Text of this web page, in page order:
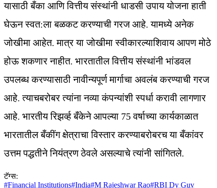
यासाठी बँका आणि वित्तीय संस्थांनी धाडसी उपाय योजना हाती
घेऊन स्वत:ला बळकट करण्याची गरज आहे. यामध्ये अनेक
जोखीमा आहेत. मात्र या जोखीमा स्वीकारल्याशिवाय आपण मोठे
होऊ शकणार नाहीत. भारतातील वित्तीय संस्थांनी भांडवल
उपलब्ध करण्यासाठी नावीन्यपूर्ण मार्गाचा अवलंब करण्याची गरज
आहे. त्याचबरोबर त्यांना नव्या कंपन्यांशी स्पर्धा करावी लागणार
आहे. भारतीय रिझर्व्ह बँकेने आपल्या 75 वर्षाच्या कार्यकाळात
भारतातील बँकींग क्षेत्राचा विस्तार करण्याबरोबरच या बँकांवर
उत्तम पद्धतीने नियंत्रण ठेवले असल्याचे त्यांनी सांगितले.
टॅग्स:
#Financial Institutions#India#M Rajeshwar Rao#RBI Dy Guv